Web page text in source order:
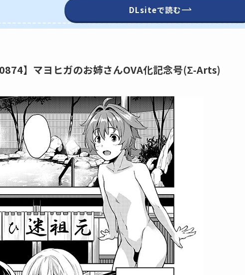
DLsiteで読む
】マヨヒガのお姉さんOVA化記念号(Σ-Arts)